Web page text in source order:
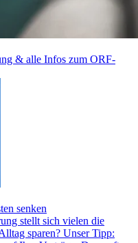
& alle Infos zum ORF-
senken
stellt sich vielen die
sparen? Unser Tipp: